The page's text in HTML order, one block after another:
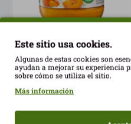
Botete calabaza y arroz
190gr Holle ECO
1,88€
Este sitio usa cookies.
Algunas de estas cookies son
ayudan a mejorar su experiencia
sobre cómo se utiliza el sitio.
Más información